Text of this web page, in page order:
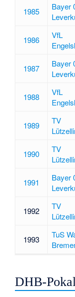
1985
Bayer
1986
VfL
1987
Bayer
1988
VfL
1989
TV
1990
TV
1991
Bayer
1992
TV
1993
TuS
DHB-